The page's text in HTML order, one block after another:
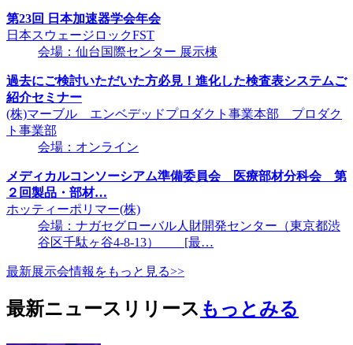
第23回 日本加速器学会年会
日本スウェージロックFST
会場：仙台国際センター 展示棟
過去にご検討いただいた方必見！進化した検査表システムご
紹介セミナー
(株)マーブル エンベデッドプロダクト事業本部 プロダク
ト事業部
会場：オンライン
メディカルコンソーシアム準備委員会 医療部材分科会 第
２回製品・部材…
ホッティーポリマー(株)
会場：ナガセグローバル人財開発センター（東京都渋
谷区千駄ヶ谷4-8-13） [最…
最新展示会情報をもっと見る>>
最新ニュースリリース もっとみる